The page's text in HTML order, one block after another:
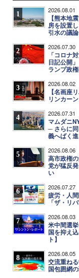
1 2026.08.01
【熊本地
房を設置
引水の議
2 2026.07.30
「コロナ
日記公開
ランプ政
3 2026.08.02
【名画座
リンカーン
4 2026.07.31
マムダニ
─ さらに
義へばく進
5 2026.08.06
高市政権
党が猛反
い
6 2026.07.27
疲労・人
「ザ・リ
7 2026.08.03
米中間選
国を抑え
ト】
8 2026.08.05
交流重ね
国包囲網の